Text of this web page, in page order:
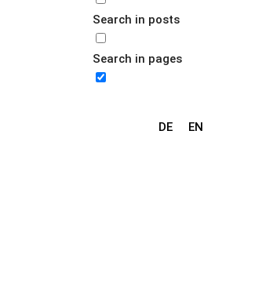
Search in posts
Search in pages
DE EN